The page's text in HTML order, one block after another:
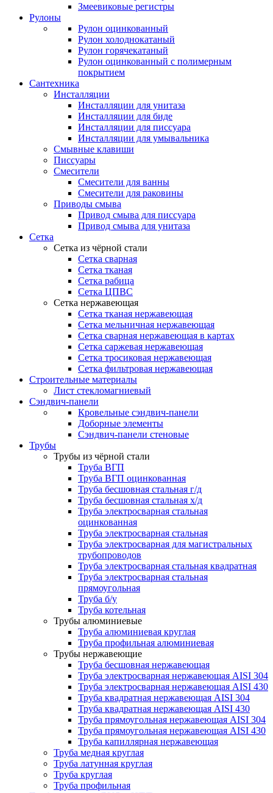
Змеевиковые регистры
Рулоны
Рулон оцинкованный
Рулон холоднокатаный
Рулон горячекатаный
Рулон оцинкованный с полимерным
покрытием
Сантехника
Инсталляции
Инсталляции для унитаза
Инсталляции для биде
Инсталляции для писсуара
Инсталляции для умывальника
Смывные клавиши
Писсуары
Смесители
Смесители для ванны
Смесители для раковины
Приводы смыва
Привод смыва для писсуара
Привод смыва для унитаза
Сетка
Сетка из чёрной стали
Сетка сварная
Сетка тканая
Сетка рабица
Сетка ЦПВС
Сетка нержавеющая
Сетка тканая нержавеющая
Сетка мельничная нержавеющая
Сетка сварная нержавеющая в картах
Сетка саржевая нержавеющая
Сетка тросиковая нержавеющая
Сетка фильтровая нержавеющая
Строительные материалы
Лист стекломагниевый
Сэндвич-панели
Кровельные сэндвич-панели
Доборные элементы
Сэндвич-панели стеновые
Трубы
Трубы из чёрной стали
Труба ВГП
Труба ВГП оцинкованная
Труба бесшовная стальная г/д
Труба бесшовная стальная х/д
Труба электросварная стальная
оцинкованная
Труба электросварная стальная
Труба электросварная для магистральных
трубопроводов
Труба электросварная стальная квадратная
Труба электросварная стальная
прямоугольная
Труба б/у
Труба котельная
Трубы алюминиевые
Труба алюминиевая круглая
Труба профильная алюминиевая
Трубы нержавеющие
Труба бесшовная нержавеющая
Труба электросварная нержавеющая AISI 304
Труба электросварная нержавеющая AISI 430
Труба квадратная нержавеющая AISI 304
Труба квадратная нержавеющая AISI 430
Труба прямоугольная нержавеющая AISI 304
Труба прямоугольная нержавеющая AISI 430
Труба капиллярная нержавеющая
Труба медная круглая
Труба латунная круглая
Труба круглая
Труба профильная